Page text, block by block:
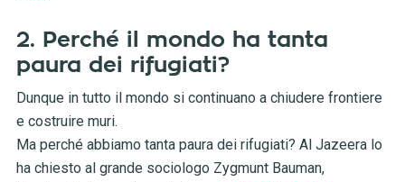
2. Perché il mondo ha tanta
paura dei rifugiati?
Dunque in tutto il mondo si continuano a chiudere frontiere
e costruire muri.
Ma perché abbiamo tanta paura dei rifugiati? Al Jazeera lo
ha chiesto al grande sociologo Zygmunt Bauman,